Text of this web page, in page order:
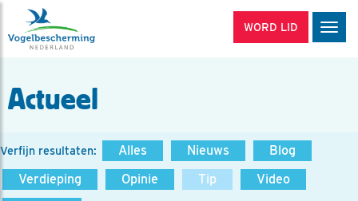
WORD LID
Actueel
Verfijn resultaten: Alles Nieuws
Blog
Verdieping
Opinie Tip
Video